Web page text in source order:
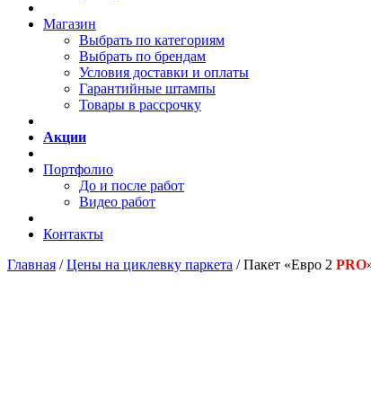
Магазин
Выбрать по категориям
Выбрать по брендам
Условия доставки и оплаты
Гарантийные штампы
Товары в рассрочку
Акции
Портфолио
До и после работ
Видео работ
Контакты
Главная /Цены на циклевку паркета /Пакет «Евро 2 PRO